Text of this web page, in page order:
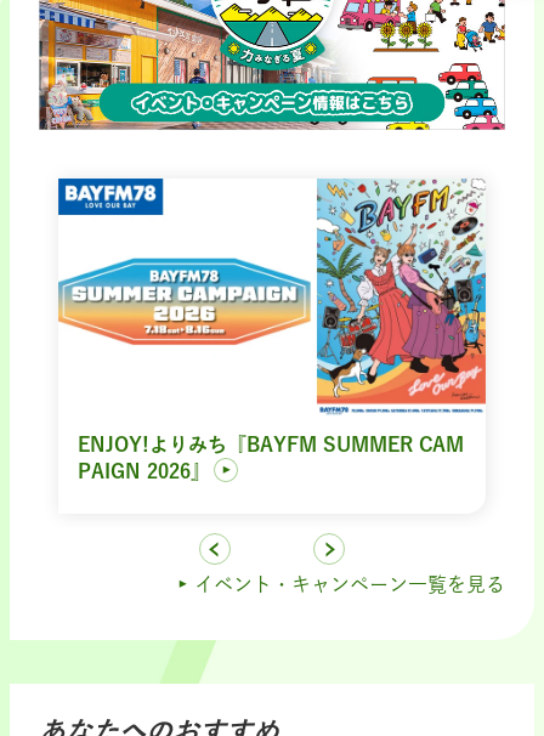
ENJOY!よりみち『BAYFM SUMMER CAM
PAIGN 2026』
イベント・キャンペーン一覧を見る